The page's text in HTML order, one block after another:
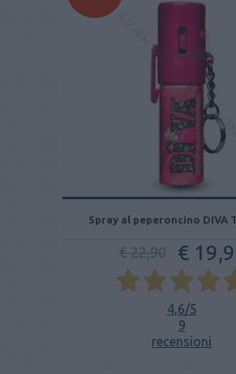
Spray al peperoncino DIVA
€ 22,90 €
4,6/5
9
recensioni